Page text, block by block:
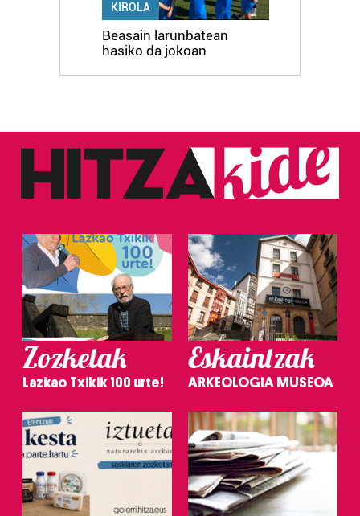
KIROLA
Beasain larunbatean
hasiko da jokoan
Zozketak
Lazkao Txikik 100 urte!
Eskaintzak
ARKEOLOGIA MUSEOA